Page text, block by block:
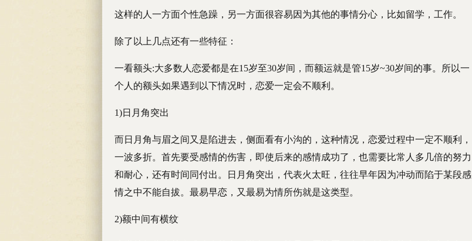
这样的人一方面个性急躁，另一方面很容易因为其他的事情分心，比如留学，工作。
除了以上几点还有一些特征：
一看额头:大多数人恋爱都是在15岁至30岁间，而额运就是管15岁~30岁间的事。所以一
个人的额头如果遇到以下情况时，恋爱一定会不顺利。
1)日月角突出
而日月角与眉之间又是陷进去，侧面看有小沟的，这种情况，恋爱过程中一定不顺利，
一波多折。首先要受感情的伤害，即使后来的感情成功了，也需要比常人多几倍的努力
和耐心，还有时间同付出。日月角突出，代表火太旺，往往早年因为冲动而陷于某段感
情之中不能自拔。最易早恋，又最易为情所伤就是这类型。
2)额中间有横纹